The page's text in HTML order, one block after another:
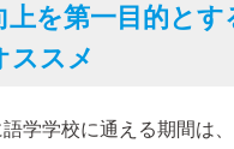
上を第一目的とす
ススメ
学学校に通える期間は